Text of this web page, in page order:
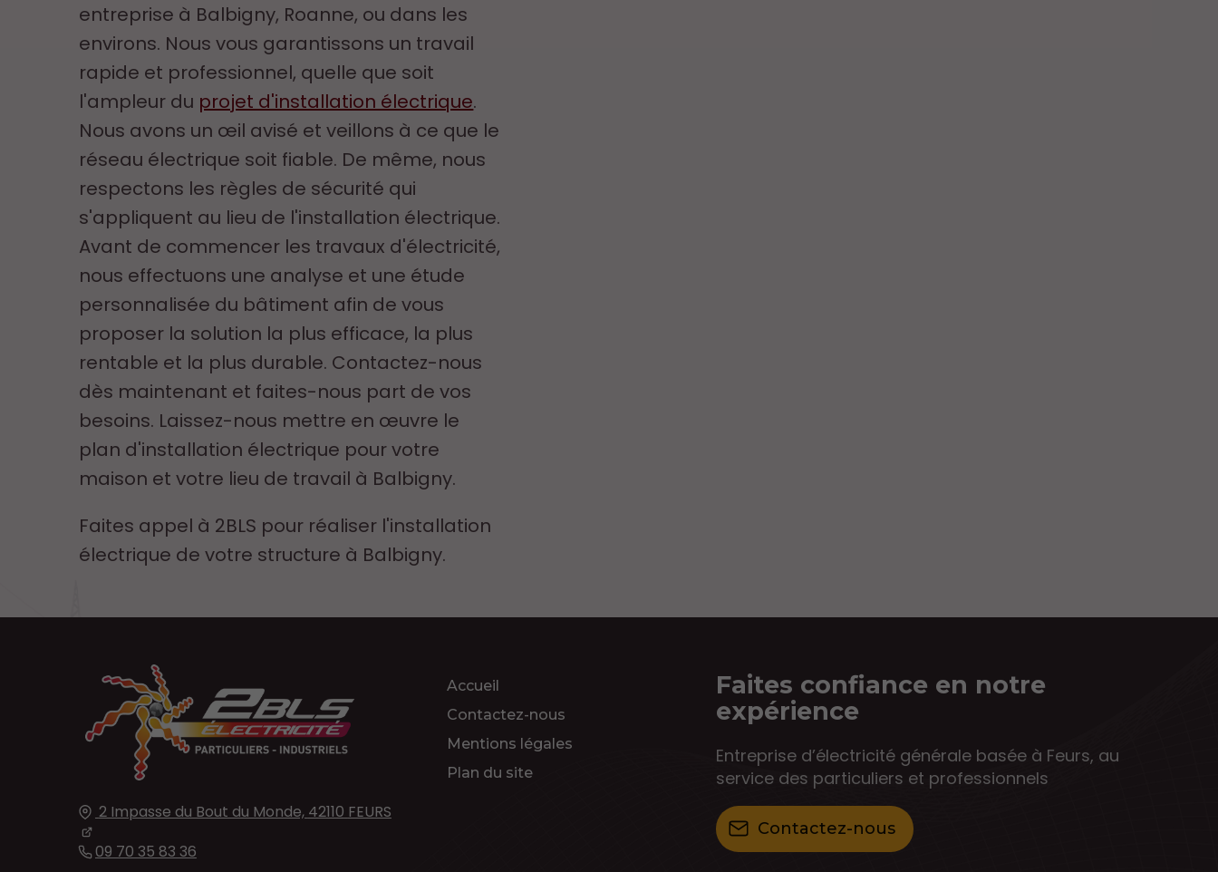
entreprise à Balbigny, Roanne, ou dans les
environs. Nous vous garantissons un travail
rapide et professionnel, quelle que soit
l'ampleur du projet d'installation électrique.
Nous avons un œil avisé et veillons à ce que le
réseau électrique soit fiable. De même, nous
respectons les règles de sécurité qui
s'appliquent au lieu de l'installation électrique.
Avant de commencer les travaux d'électricité,
nous effectuons une analyse et une étude
personnalisée du bâtiment afin de vous
proposer la solution la plus efficace, la plus
rentable et la plus durable. Contactez-nous
dès maintenant et faites-nous part de vos
besoins. Laissez-nous mettre en œuvre le
plan d'installation électrique pour votre
maison et votre lieu de travail à Balbigny.
Faites appel à 2BLS pour réaliser l'installation
électrique de votre structure à Balbigny.
2 Impasse du Bout du Monde, 42110 FEURS
09 70 35 83 36
Accueil
Contactez-nous
Mentions légales
Plan du site
Faites confiance en notre
expérience
Entreprise d’électricité générale basée à Feurs, au
service des particuliers et professionnels
Contactez-nous